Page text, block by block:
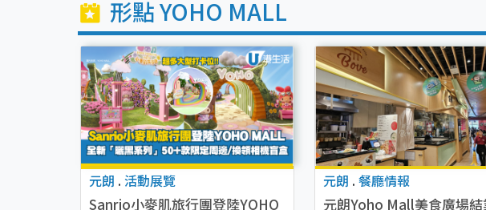
形點 YOHO MALL
元朗 . 活動展覽
Sanrio小麥肌旅行團登陸YOHO
元朗 .餐廳情報
元朗Yoho Mall美食廣場結